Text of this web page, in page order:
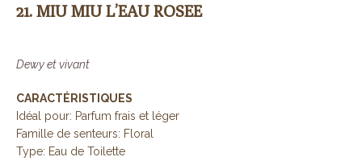
21. MIU MIU L’EAU ROSEE
Dewy et vivant
CARACTÉRISTIQUES
Idéal pour: Parfum frais et léger
Famille de senteurs: Floral
Type: Eau de Toilette